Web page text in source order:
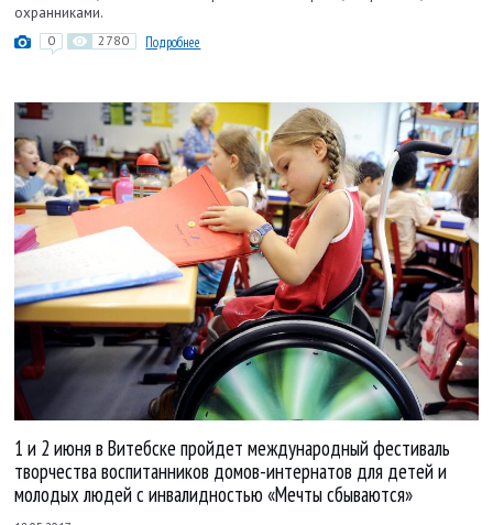
охранниками.
0 2780 Подробнее
1 и 2 июня в Витебске пройдет международный фестиваль
творчества воспитанников домов-интернатов для детей и
молодых людей с инвалидностью «Мечты сбываются»